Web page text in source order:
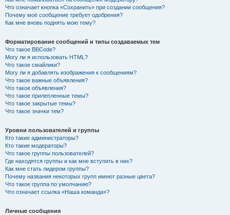
Что означает кнопка «Сохранить» при создании сообщения?
Почему моё сообщение требует одобрения?
Как мне вновь поднять мою тему?
Форматирование сообщений и типы создаваемых тем
Что такое BBCode?
Могу ли я использовать HTML?
Что такое смайлики?
Могу ли я добавлять изображения к сообщениям?
Что такое важные объявления?
Что такое объявления?
Что такое прилепленные темы?
Что такое закрытые темы?
Что такое значки тем?
Уровни пользователей и группы
Кто такие администраторы?
Кто такие модераторы?
Что такое группы пользователей?
Где находятся группы и как мне вступить в них?
Как мне стать лидером группы?
Почему названия некоторых групп имеют разные цвета?
Что такое группа по умолчанию?
Что означает ссылка «Наша команда»?
Личные сообщения